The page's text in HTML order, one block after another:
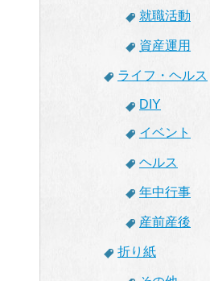
就職活動
資産運用
ライフ・ヘルス
DIY
イベント
ヘルス
年中行事
産前産後
折り紙